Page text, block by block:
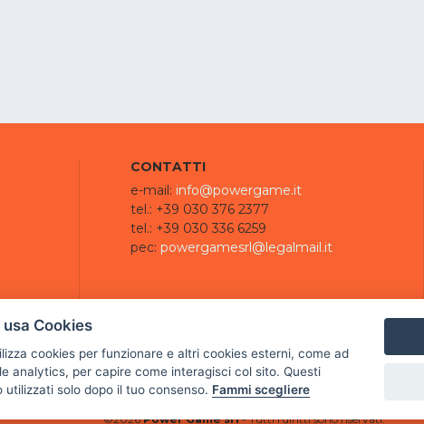
CONTATTI
e-mail: info@powergame.it
tel.: +39 030 376 2377
tel.: +39 030 336 6259
pec: powergamesrl@legalmail.it
©2026 Power Game srl- Tutti i diritti sono riservati.
Cookies
cookies per funzionare e altri cookies esterni, come ad
analytics, per capire come interagisci col sito. Questi
utilizzati solo dopo il tuo consenso. Fammi scegliere